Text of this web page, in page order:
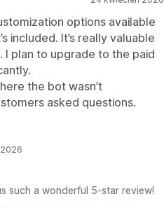
options available
included. It’s really valuable
I plan to upgrade to the paid
the bot wasn’t
asked questions.
such a wonderful 5-star review!